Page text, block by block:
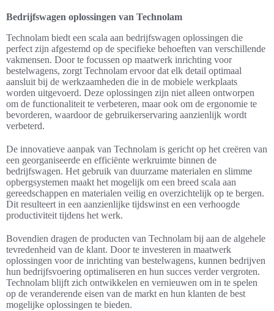
Bedrijfswagen oplossingen van Technolam
Technolam biedt een scala aan bedrijfswagen oplossingen die
perfect zijn afgestemd op de specifieke behoeften van verschillende
vakmensen. Door te focussen op maatwerk inrichting voor
bestelwagens, zorgt Technolam ervoor dat elk detail optimaal
aansluit bij de werkzaamheden die in de mobiele werkplaats
worden uitgevoerd. Deze oplossingen zijn niet alleen ontworpen
om de functionaliteit te verbeteren, maar ook om de ergonomie te
bevorderen, waardoor de gebruikerservaring aanzienlijk wordt
verbeterd.
De innovatieve aanpak van Technolam is gericht op het creëren van
een georganiseerde en efficiënte werkruimte binnen de
bedrijfswagen. Het gebruik van duurzame materialen en slimme
opbergsystemen maakt het mogelijk om een breed scala aan
gereedschappen en materialen veilig en overzichtelijk op te bergen.
Dit resulteert in een aanzienlijke tijdswinst en een verhoogde
productiviteit tijdens het werk.
Bovendien dragen de producten van Technolam bij aan de algehele
tevredenheid van de klant. Door te investeren in maatwerk
oplossingen voor de inrichting van bestelwagens, kunnen bedrijven
hun bedrijfsvoering optimaliseren en hun succes verder vergroten.
Technolam blijft zich ontwikkelen en vernieuwen om in te spelen
op de veranderende eisen van de markt en hun klanten de best
mogelijke oplossingen te bieden.